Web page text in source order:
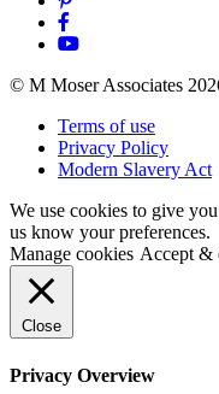
© M Moser Associates
Terms of use
Privacy Policy
Modern Slavery Act
We use cookies to give
us know your preferences.
Manage cookies Accept &
Close
Privacy Overview